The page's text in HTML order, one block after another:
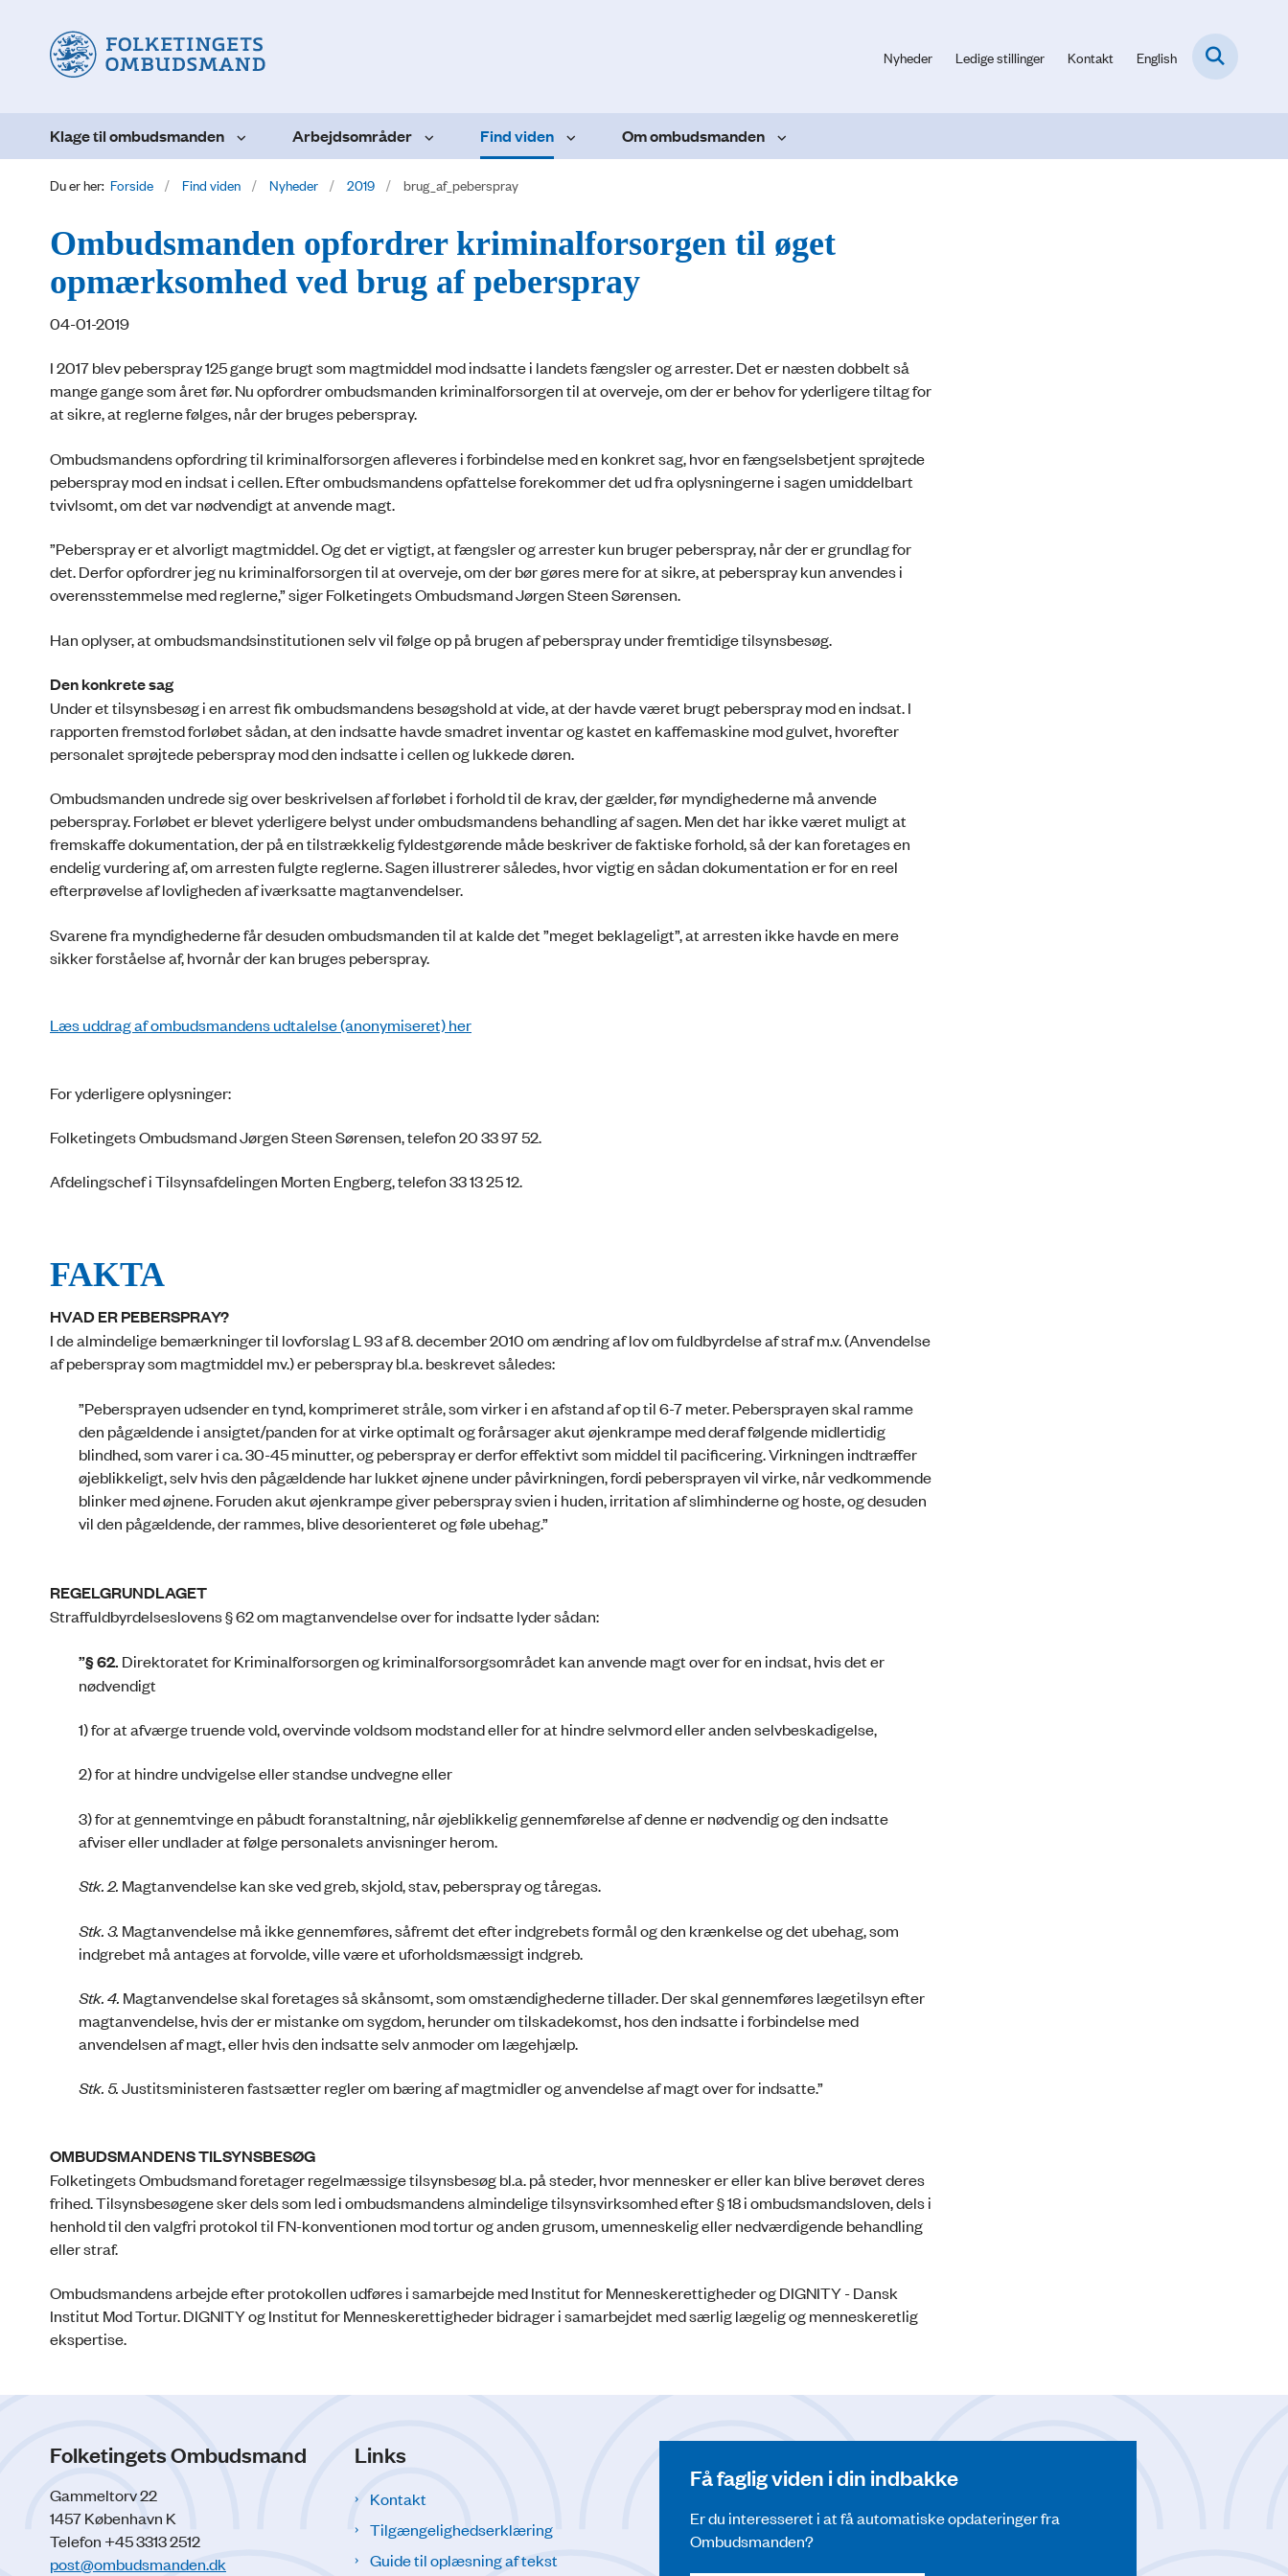
Nyheder Ledige stillinger Kontakt English
Klage til ombudsmanden Arbejdsområder Find viden Om ombudsmanden
Du er her: Forside Find viden Nyheder 2019 brug_af_peberspray
Ombudsmanden opfordrer kriminalforsorgen til øget
opmærksomhed ved brug af peberspray
04-01-2019
I 2017 blev peberspray 125 gange brugt som magtmiddel mod indsatte i landets fængsler og arrester. Det er næsten dobbelt så
mange gange som året før. Nu opfordrer ombudsmanden kriminalforsorgen til at overveje, om der er behov for yderligere tiltag for
at sikre, at reglerne følges, når der bruges peberspray.
Ombudsmandens opfordring til kriminalforsorgen afleveres i forbindelse med en konkret sag, hvor en fængselsbetjent sprøjtede
peberspray mod en indsat i cellen. Efter ombudsmandens opfattelse forekommer det ud fra oplysningerne i sagen umiddelbart
tvivlsomt, om det var nødvendigt at anvende magt.
”Peberspray er et alvorligt magtmiddel. Og det er vigtigt, at fængsler og arrester kun bruger peberspray, når der er grundlag for
det. Derfor opfordrer jeg nu kriminalforsorgen til at overveje, om der bør gøres mere for at sikre, at peberspray kun anvendes i
overensstemmelse med reglerne,” siger Folketingets Ombudsmand Jørgen Steen Sørensen.
Han oplyser, at ombudsmandsinstitutionen selv vil følge op på brugen af peberspray under fremtidige tilsynsbesøg.
Den konkrete sag
Under et tilsynsbesøg i en arrest fik ombudsmandens besøgshold at vide, at der havde været brugt peberspray mod en indsat. I
rapporten fremstod forløbet sådan, at den indsatte havde smadret inventar og kastet en kaffemaskine mod gulvet, hvorefter
personalet sprøjtede peberspray mod den indsatte i cellen og lukkede døren.
Ombudsmanden undrede sig over beskrivelsen af forløbet i forhold til de krav, der gælder, før myndighederne må anvende
peberspray. Forløbet er blevet yderligere belyst under ombudsmandens behandling af sagen. Men det har ikke været muligt at
fremskaffe dokumentation, der på en tilstrækkelig fyldestgørende måde beskriver de faktiske forhold, så der kan foretages en
endelig vurdering af, om arresten fulgte reglerne. Sagen illustrerer således, hvor vigtig en sådan dokumentation er for en reel
efterprøvelse af lovligheden af iværksatte magtanvendelser.
Svarene fra myndighederne får desuden ombudsmanden til at kalde det ”meget beklageligt”, at arresten ikke havde en mere
sikker forståelse af, hvornår der kan bruges peberspray.
Læs uddrag af ombudsmandens udtalelse (anonymiseret) her
For yderligere oplysninger:
Folketingets Ombudsmand Jørgen Steen Sørensen, telefon 20 33 97 52.
Afdelingschef i Tilsynsafdelingen Morten Engberg, telefon 33 13 25 12.
FAKTA
HVAD ER PEBERSPRAY?
I de almindelige bemærkninger til lovforslag L 93 af 8. december 2010 om ændring af lov om fuldbyrdelse af straf m.v. (Anvendelse
af peberspray som magtmiddel mv.) er peberspray bl.a. beskrevet således:
”Pebersprayen udsender en tynd, komprimeret stråle, som virker i en afstand af op til 6-7 meter. Pebersprayen skal ramme
den pågældende i ansigtet/panden for at virke optimalt og forårsager akut øjenkrampe med deraf følgende midlertidig
blindhed, som varer i ca. 30-45 minutter, og peberspray er derfor effektivt som middel til pacificering. Virkningen indtræffer
øjeblikkeligt, selv hvis den pågældende har lukket øjnene under påvirkningen, fordi pebersprayen vil virke, når vedkommende
blinker med øjnene. Foruden akut øjenkrampe giver peberspray svien i huden, irritation af slimhinderne og hoste, og desuden
vil den pågældende, der rammes, blive desorienteret og føle ubehag.”
REGELGRUNDLAGET
Straffuldbyrdelseslovens § 62 om magtanvendelse over for indsatte lyder sådan:
”§ 62. Direktoratet for Kriminalforsorgen og kriminalforsorgsområdet kan anvende magt over for en indsat, hvis det er
nødvendigt
1) for at afværge truende vold, overvinde voldsom modstand eller for at hindre selvmord eller anden selvbeskadigelse,
2) for at hindre undvigelse eller standse undvegne eller
3) for at gennemtvinge en påbudt foranstaltning, når øjeblikkelig gennemførelse af denne er nødvendig og den indsatte
afviser eller undlader at følge personalets anvisninger herom.
Stk. 2. Magtanvendelse kan ske ved greb, skjold, stav, peberspray og tåregas.
Stk. 3. Magtanvendelse må ikke gennemføres, såfremt det efter indgrebets formål og den krænkelse og det ubehag, som
indgrebet må antages at forvolde, ville være et uforholdsmæssigt indgreb.
Stk. 4. Magtanvendelse skal foretages så skånsomt, som omstændighederne tillader. Der skal gennemføres lægetilsyn efter
magtanvendelse, hvis der er mistanke om sygdom, herunder om tilskadekomst, hos den indsatte i forbindelse med
anvendelsen af magt, eller hvis den indsatte selv anmoder om lægehjælp.
Stk. 5.Justitsministeren fastsætter regler om bæring af magtmidler og anvendelse af magt over for indsatte.”
OMBUDSMANDENS TILSYNSBESØG
Folketingets Ombudsmand foretager regelmæssige tilsynsbesøg bl.a. på steder, hvor mennesker er eller kan blive berøvet deres
frihed. Tilsynsbesøgene sker dels som led i ombudsmandens almindelige tilsynsvirksomhed efter § 18 i ombudsmandsloven, dels i
henhold til den valgfri protokol til FN-konventionen mod tortur og anden grusom, umenneskelig eller nedværdigende behandling
eller straf.
Ombudsmandens arbejde efter protokollen udføres i samarbejde med Institut for Menneskerettigheder og DIGNITY - Dansk
Institut Mod Tortur. DIGNITY og Institut for Menneskerettigheder bidrager i samarbejdet med særlig lægelig og menneskeretlig
ekspertise.
Folketingets Ombudsmand
Gammeltorv 22
1457 København K
Telefon +45 3313 2512
post@ombudsmanden.dk
Links
Kontakt
Tilgængelighedserklæring
Guide til oplæsning af tekst
Få faglig viden i din indbakke
Er du interesseret i at få automatiske opdateringer fra
Ombudsmanden?